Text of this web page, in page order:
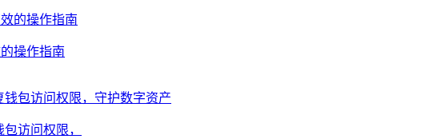
操作指南
访问权限，